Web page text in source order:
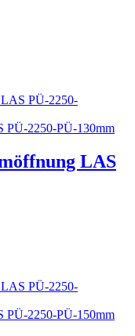
LAS